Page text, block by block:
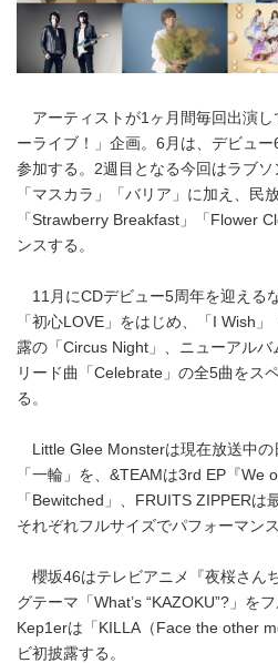
アーティストが1ヶ月間毎回出演し
ーライブ！」企画。6月は、デビュ
参加する。2週目となる今回はラブ
「マスカラ」「バリア」に加え、民
「Strawberry Breakfast」「Flower
ンスする。
11月にCDデビュー5周年を迎える
「初心LOVE」をはじめ、「I Wish
露の「Circus Night」、ニューアル
リード曲「Celebrate」の全5曲をス
る。
Little Glee Monsterは現在放送中の
「一輪」を、&TEAMは3rd EP『We
「Bewitched」、FRUITS ZIPPERは
それぞれフルサイズでパフォーマンス
櫻坂46はテレビアニメ『夜桜さん
グテーマ「What’s “KAZOKU”?」を
Kep1erは「KILLA（Face the other
ビ初披露する。